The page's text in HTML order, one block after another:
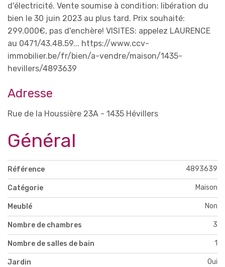
d'électricité. Vente soumise à condition: libération du
bien le 30 juin 2023 au plus tard. Prix souhaité:
299.000€, pas d'enchère! VISITES: appelez LAURENCE
au 0471/43.48.59... https://www.ccv-
immobilier.be/fr/bien/a-vendre/maison/1435-
hevillers/4893639
Adresse
Rue de la Houssière 23A - 1435 Hévillers
Général
Référence 4893639
Catégorie Maison
Meublé Non
Nombre de chambres 3
Nombre de salles de bain 1
Jardin Oui